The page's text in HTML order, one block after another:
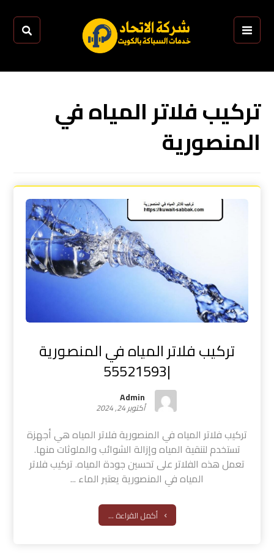
تركيب فلاتر المياه في
المنصورية
تركيب فلاتر المياه في المنصورية
|55521593
Admin
أكتوبر 24, 2024
تركيب فلاتر المياه في المنصورية فلاتر المياه هي أجهزة
تستخدم لتنقية المياه وإزالة الشوائب والملوثات منها.
تعمل هذه الفلاتر على تحسين جودة المياه. تركيب فلاتر
المياه في المنصورية يعتبر الماء ...
أكمل القراءة ...